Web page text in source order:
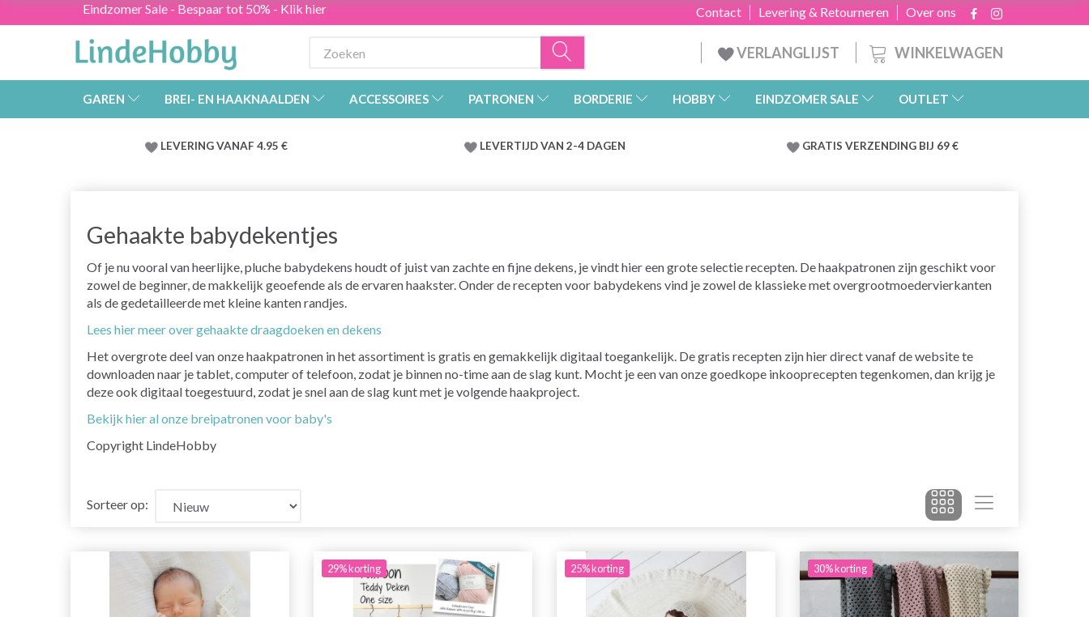
Eindzomer Sale - Bespaar tot 50% - Klik hier Over ons
Levering & Retourneren
Contact
WINKELWAGEN
VERLANGLIJST
GAREN BREI- EN HAAKNAALDEN ACCESSOIRES PATRONEN BORDERIE HOBBY EINDZOMER SALE OUTLET
LEVERING VANAF 4.95 € LEVERTIJD VAN 2-4 DAGEN GRATIS VERZENDING BIJ 69 €
Gehaakte babydekentjes
Of je nu vooral van heerlijke, pluche babydekens houdt of juist van zachte en fijne dekens, je vindt hier een grote selectie recepten. De haakpatronen zijn geschikt voor
zowel de beginner, de makkelijk geoefende als de ervaren haakster. Onder de recepten voor babydekens vind je zowel de klassieke met overgrootmoedervierkanten
als de gedetailleerde met kleine kanten randjes.
Lees hier meer over gehaakte draagdoeken en dekens
Het overgrote deel van onze haakpatronen in het assortiment is gratis en gemakkelijk digitaal toegankelijk. De gratis recepten zijn hier direct vanaf de website te
downloaden naar je tablet, computer of telefoon, zodat je binnen no-time aan de slag kunt. Mocht je een van onze goedkope inkooprecepten tegenkomen, dan krijg je
deze ook digitaal toegestuurd, zodat je snel aan de slag kunt met je volgende haakproject.
Bekijk hier al onze breipatronen voor baby's
Copyright LindeHobby
Sorteer op:
29% korting 25% korting 30% korting